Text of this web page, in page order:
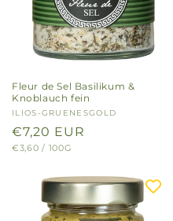
Fleur de Sel Basilikum &
Knoblauch fein
Anbieter:
ILIOS-GRUENESGOLD
Normaler
Preis
€7,20 EUR
GRUNDPREIS
€3,60 / PRO
100G